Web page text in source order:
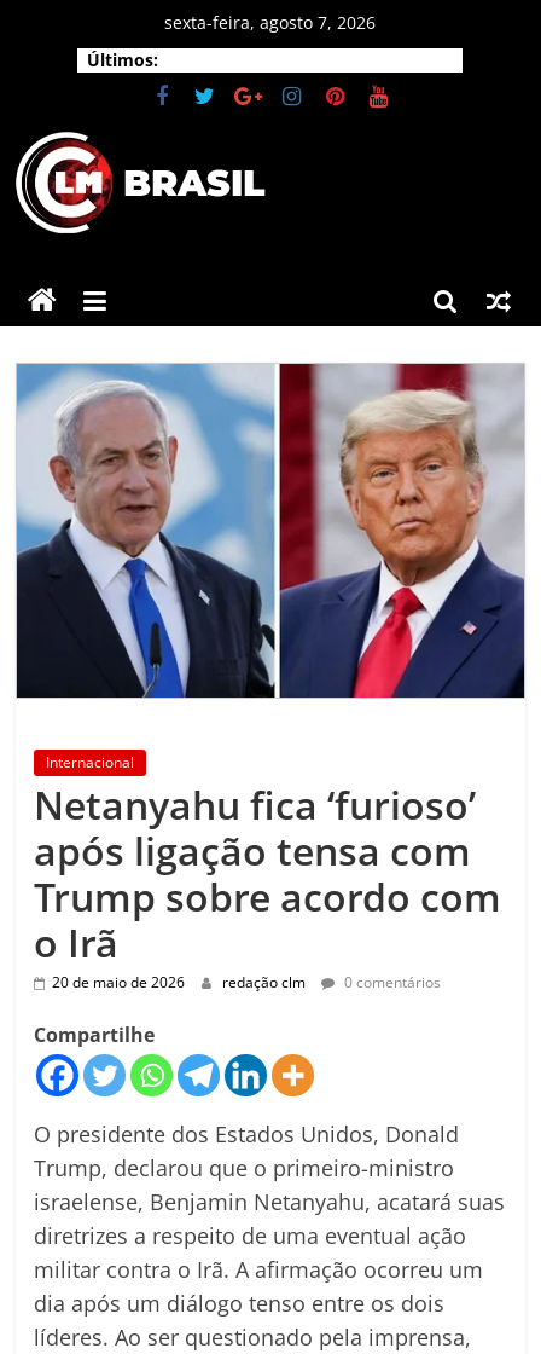
sexta-feira, agosto 7, 2026
Últimos:
CLM
Brasil
As
principais
notícias
do
Brasil
do
mundo.
Internacional
Netanyahu fica ‘furioso’
após ligação tensa com
Trump sobre acordo com
o Irã
20 de maio de 2026 redação clm 0 comentários
Compartilhe
O presidente dos Estados Unidos, Donald
Trump, declarou que o primeiro-ministro
israelense, Benjamin Netanyahu, acatará suas
diretrizes a respeito de uma eventual ação
militar contra o Irã. A afirmação ocorreu um
dia após um diálogo tenso entre os dois
líderes. Ao ser questionado pela imprensa,